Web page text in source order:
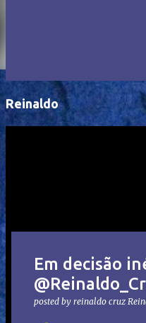
Reinaldo
Em decisão
posted by reinaldo cruz